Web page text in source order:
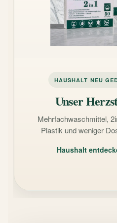
HAUSHALT NEU
Unser
Mehrfachwaschmittel,
Plastik und weniger
Haushalt